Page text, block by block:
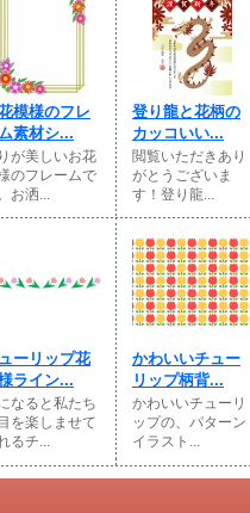
模様のフレ
素材シ...
が美しいお花
のフレームで
お洒...
登り龍と花柄の
カッコいい...
閲覧いただきあり
がとうございま
す！登り龍...
ーリップ花
ライン...
なると私たち
を楽しませて
るチ...
かわいいチュー
リップ柄背...
かわいいチューリ
ップの、パターン
イラスト...